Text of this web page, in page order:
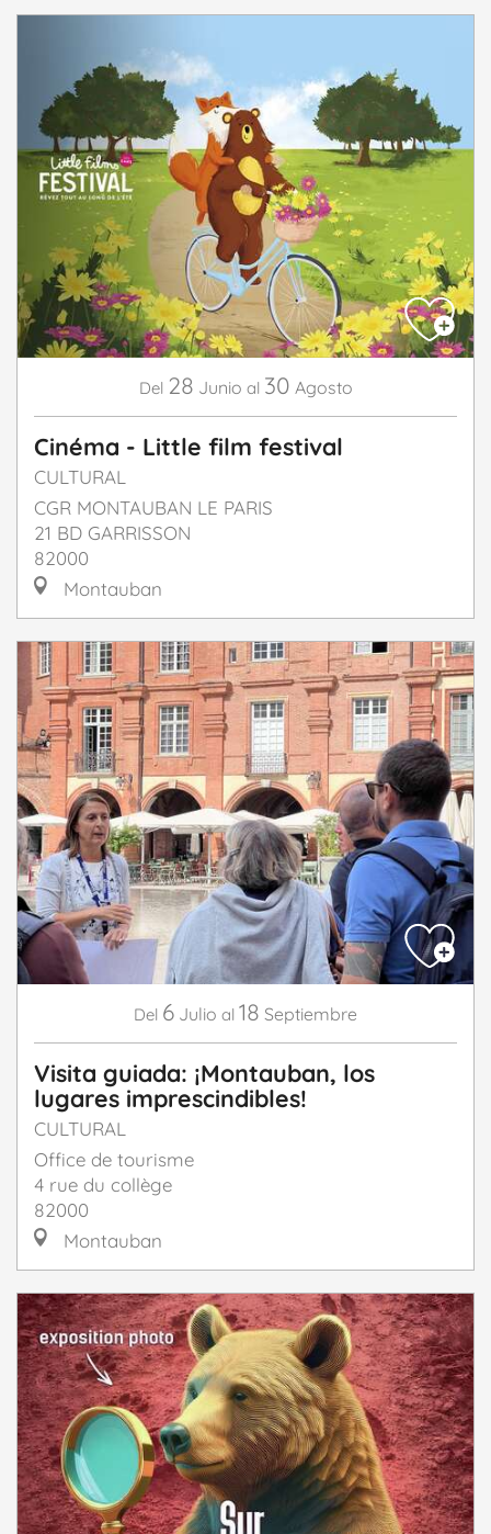
Del 28 Junio al 30 Agosto
Cinéma - Little film festival
CULTURAL
CGR MONTAUBAN LE PARIS
21 BD GARRISSON
82000
Montauban
Del 6 Julio al 18 Septiembre
Visita guiada: ¡Montauban, los
lugares imprescindibles!
CULTURAL
Office de tourisme
4 rue du collège
82000
Montauban